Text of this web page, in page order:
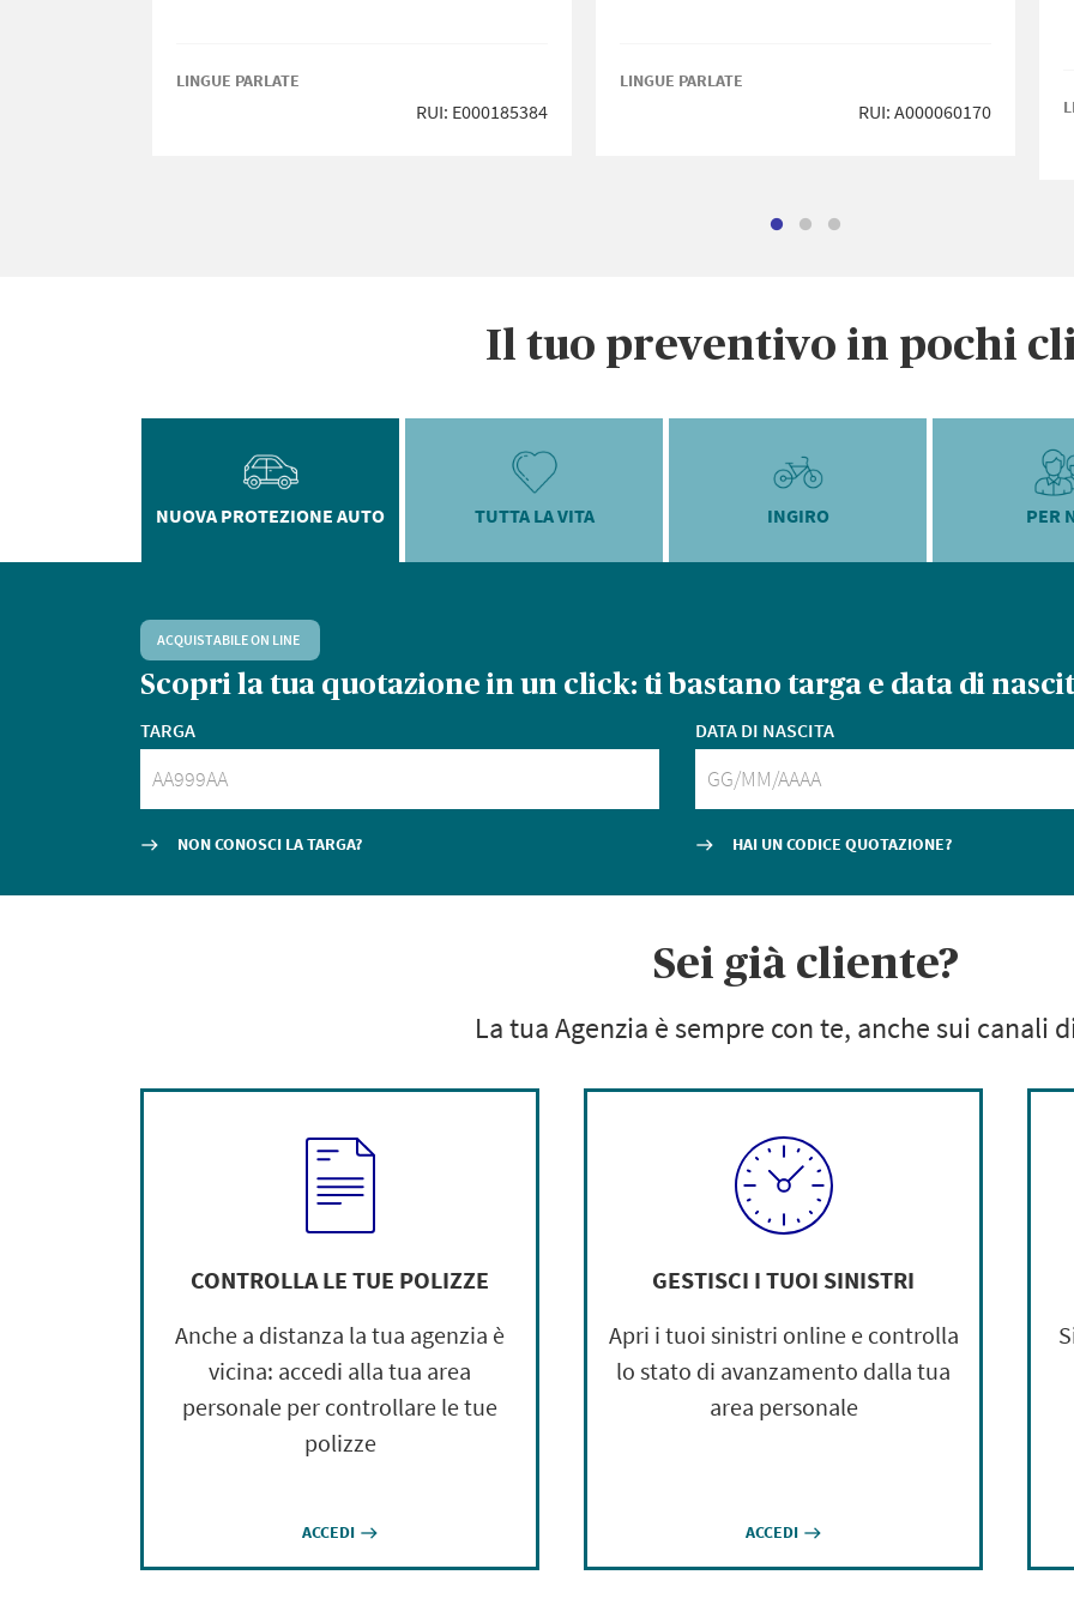
LINGUE PARLATE
RUI: E000185384
LINGUE PARLATE
RUI: A000060170
Il tuo preventivo in pochi
NUOVA PROTEZIONE AUTO TUTTA LA VITA INGIRO PER
ACQUISTABILE ON LINE
Scopri la tua quotazionein un click: ti bastano targa e data di
TARGA
east NON CONOSCI LA TARGA?
DATA DI NASCITA
east HAI UN CODICE QUOTAZIONE?
Sei già cliente?
La tua Agenzia è sempre con te, anche sui canali
CONTROLLA LE TUE POLIZZE
Anche a distanza la tua agenzia è
vicina: accedi alla tua area
personale per controllare le tue
polizze
ACCEDI east
GESTISCI I TUOI SINISTRI
Apri i tuoi sinistri online e controlla
lo stato di avanzamento dalla tua
area personale
ACCEDI east